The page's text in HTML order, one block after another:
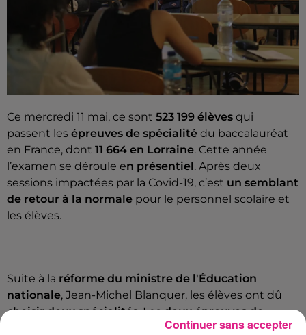
Ce mercredi 11 mai, ce sont 523 199 élèves qui
passent les épreuves de spécialité du baccalauréat
en France, dont 11 664 en Lorraine. Cette année
l’examen se déroule en présentiel. Après deux
sessions impactées par la Covid-19, c’est un semblant
de retour à la normale pour le personnel scolaire et
les élèves.
Suite à la réforme du ministre de l'Éducation
nationale, Jean-Michel Blanquer, les élèves ont dû
choisir deux spécialités. Lesdeux épreuves de
près d’un tiers de la note
Continuer sans accepter